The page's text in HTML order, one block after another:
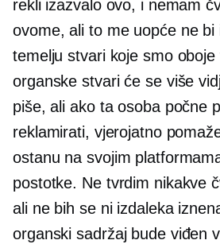
rekli izazvalo ovo, i nemam
ovome, ali to me uopće ne bi
temelju stvari koje smo
organske stvari će se više
piše, ali ako ta osoba počne
reklamirati, vjerojatno
ostanu na svojim
postotke. Ne tvrdim nikakve
ali ne bih se ni izdaleka
organski sadržaj bude viđen